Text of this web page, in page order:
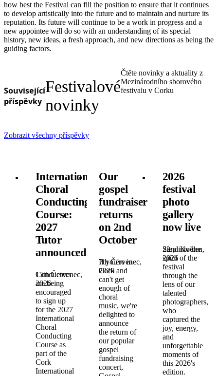
how best the Festival can fill the position to ensure that it continues
to develop artistically into the future and to maintain and nurture its
reputation. Its future will continue to be a work in progress and a
new appointee will do so with an understanding of its special
history, new ideas, a fresh approach, and new directions as being the
guiding factors.
Související
příspěvky
Festivalové
novinky
Čtěte novinky a aktuality z
Mezinárodního sborového
festivalu v Corku
Zobrazit všechny příspěvky
International
Choral
Conducting
Course:
2027
Tutor
announced!
15th Červenec,
2026
Conductors
are being
encouraged
to sign up
for the 2027
International
Choral
Conducting
Course as
part of the
Cork
International
Our
gospel
fundraiser
returns
on 2nd
October
7th Červenec,
2026
If you're in
Cork and
can't get
enough of
choral
music, we're
delighted to
announce
the return of
our popular
gospel
fundraising
concert,
2026
festival
photo
gallery
now live
22nd Květen,
2026
Step into the
spirit of the
festival
through the
lens of our
talented
photographers,
who
captured the
joy, energy,
and
unforgettable
moments of
this 2026's
edition.